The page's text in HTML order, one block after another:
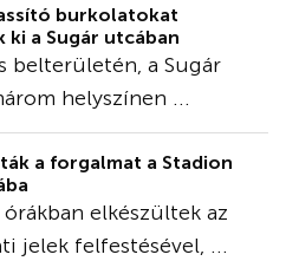
burkolatokat
a Sugár utcában
belterületén, a Sugár
helyszínen ...
a forgalmat a Stadion
elkészültek az
jelek felfestésével, ...